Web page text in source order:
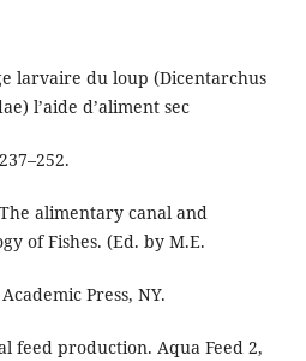
larvaire du loup (Dicentarchus
l’aide d’aliment sec
alimentary canal and
of Fishes. (Ed. by M.E.
Press, NY.
feed production. Aqua Feed 2,